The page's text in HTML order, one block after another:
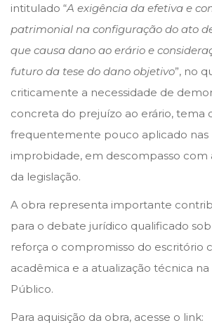
intitulado “A exigência da efetiva e
patrimonial na configuração do ato
que causa dano ao erário e
futuro da tese do dano objetivo”, no
criticamente a necessidade de
concreta do prejuízo ao erário, tema
frequentemente pouco aplicado nas
improbidade, em descompasso com
da legislação.
A obra representa importante
para o debate jurídico qualificado
reforça o compromisso do escritório
acadêmica e a atualização técnica
Público.
Para aquisição da obra, acesse o link: